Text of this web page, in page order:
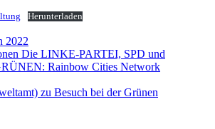
Herunterladen
2022
Die LINKE-PARTEI, SPD und
Rainbow Cities Network
zu Besuch bei der Grünen